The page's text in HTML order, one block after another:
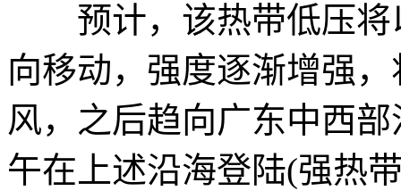
预计，该热带低压将
向移动，强度逐渐增强
风，之后趋向广东中西
午在上述沿海登陆(强热